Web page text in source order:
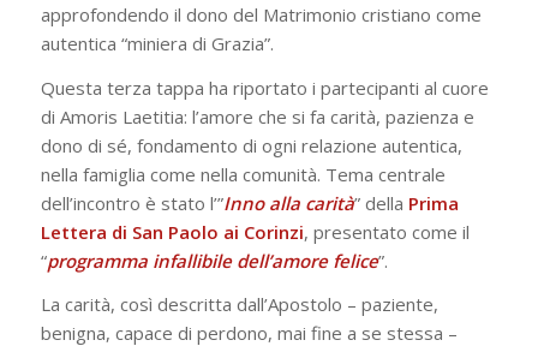
approfondendo il dono del Matrimonio cristiano come
autentica “miniera di Grazia”.
Questa terza tappa ha riportato i partecipanti al cuore
di Amoris Laetitia: l’amore che si fa carità, pazienza e
dono di sé, fondamento di ogni relazione autentica,
nella famiglia come nella comunità. Tema centrale
dell’incontro è stato l’”Inno alla carità” della Prima
Lettera di San Paolo ai Corinzi, presentato come il
“programma infallibile dell’amore felice”.
La carità, così descritta dall’Apostolo – paziente,
benigna, capace di perdono, mai fine a se stessa –